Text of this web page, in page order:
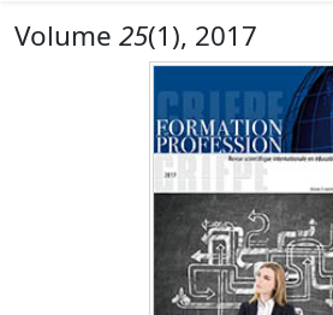
Volume 25(1), 2017